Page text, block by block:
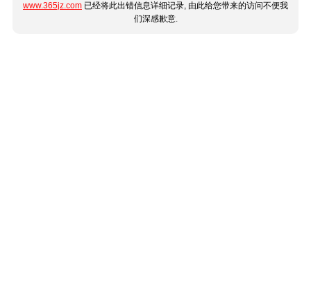
www.365jz.com 已经将此出错信息详细记录, 由此给您带来的访问不便我
们深感歉意.